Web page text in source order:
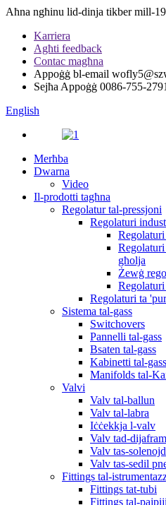
Aħna ngħinu lid-dinja tikber mill-
Karriera
Agħti feedback
Contac magħna
Appoġġ bl-email
Sejħa Appoġġ 0086-755-
English
Merħba
Dwarna
Video
Il-prodotti tagħna
Regolatur tal-pressjoni
Regolaturi
għolja
Żewġ
Regolaturi ta
Sistema tal-gass
Switchovers
Pannelli tal-gass
Bsaten tal-gass
Kabinetti tal-gass
Manifolds tal-
Valvi
Valv tal-ballun
Valv tal-labra
Iċċekkja l-valv
Valv tad-
Valv tas-solenojd
Valv tas-sedil
Fittings tal-
Fittings tat-tubi
Fittings tal-